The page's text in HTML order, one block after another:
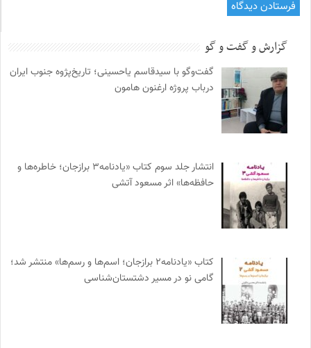
گزارش و گفت و گو
گفت‌وگو با سیدقاسم یاحسینی؛ تاریخ‌پژوه جنوب ایران
درباب پروژه ارغنون هامون
انتشار جلد سوم کتاب «یادنامه۳ برازجان؛ خاطره‌ها و
حافظه‌ها» اثر مسعود آتشی
کتاب «یادنامه۲ برازجان؛ اسم‌ها و رسم‌ها» منتشر شد؛
گامی نو در مسیر دشتستان‌شناسی